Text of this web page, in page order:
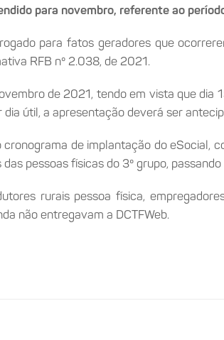
para novembro, referente ao
para fatos geradores que
RFB nº 2.038, de 2021.
de 2021, tendo em vista que dia
útil, a apresentação deverá ser
de implantação do eSocial,
pessoas físicas do 3º grupo,
rurais pessoa física,
não entregavam a DCTFWeb.